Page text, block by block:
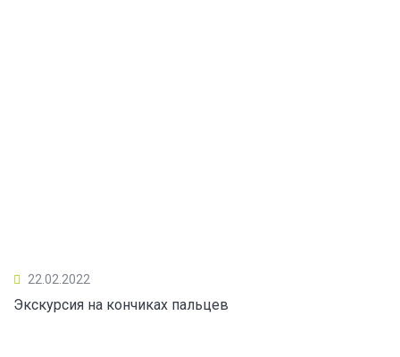
22.02.2022
Экскурсия на кончиках пальцев